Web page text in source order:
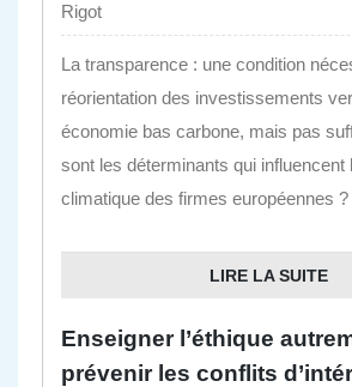
Rigot
La transparence : une condition
réorientation des investissements
économie bas carbone, mais pas
sont les déterminants qui influencent
climatique des firmes européennes ?
LIRE LA SUITE
Enseigner l’éthique
prévenir les conflits